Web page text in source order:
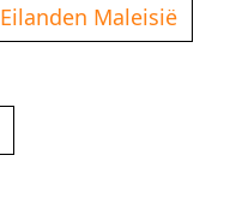
Eilanden Maleisië